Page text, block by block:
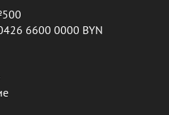
6600 0000 BYN